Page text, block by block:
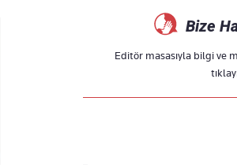
Bize
Editör masasıyla bilgi ve